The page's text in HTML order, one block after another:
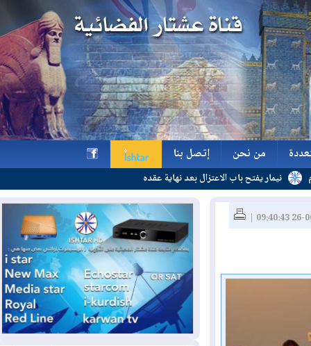
من نحن
من نحن
إتصل بنا
إتصل بنا
يفتح باب الاعتزال بعد نهاية عقده
h